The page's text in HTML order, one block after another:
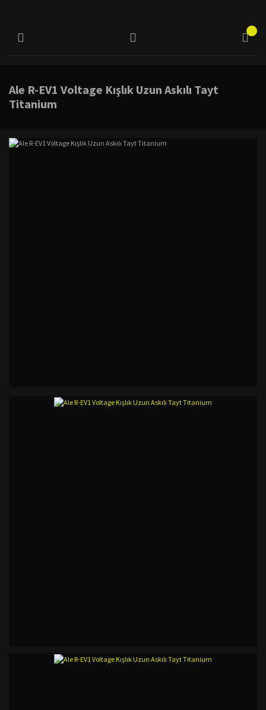
Ale R-EV1 Voltage Kışlık Uzun Askılı Tayt
Titanium